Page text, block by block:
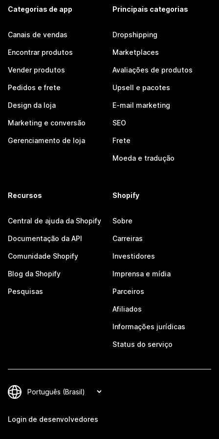
Categorias de app
Canais de vendas
Encontrar produtos
Vender produtos
Pedidos e frete
Design da loja
Marketing e conversão
Gerenciamento de loja
Principais categorias
Dropshipping
Marketplaces
Avaliações de produtos
Upsell e pacotes
E-mail marketing
SEO
Frete
Moeda e tradução
Recursos
Central de ajuda da Shopify
Documentação da API
Comunidade Shopify
Blog da Shopify
Pesquisas
Shopify
Sobre
Carreiras
Investidores
Imprensa e mídia
Parceiros
Afiliados
Informações jurídicas
Status do serviço
Login de desenvolvedores